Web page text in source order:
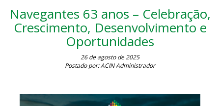
Navegantes 63 anos – Celebração,
Crescimento, Desenvolvimento e
Oportunidades
26 de agosto de 2025
Postado por: ACIN Administrador